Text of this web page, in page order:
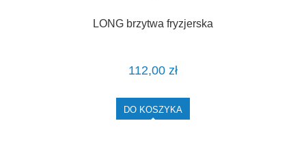
LONG brzytwa fryzjerska
112,00 zł
DO KOSZYKA